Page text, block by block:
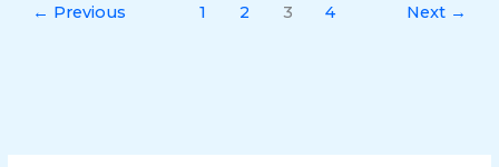
← Previous 1 2 3 4 Next →